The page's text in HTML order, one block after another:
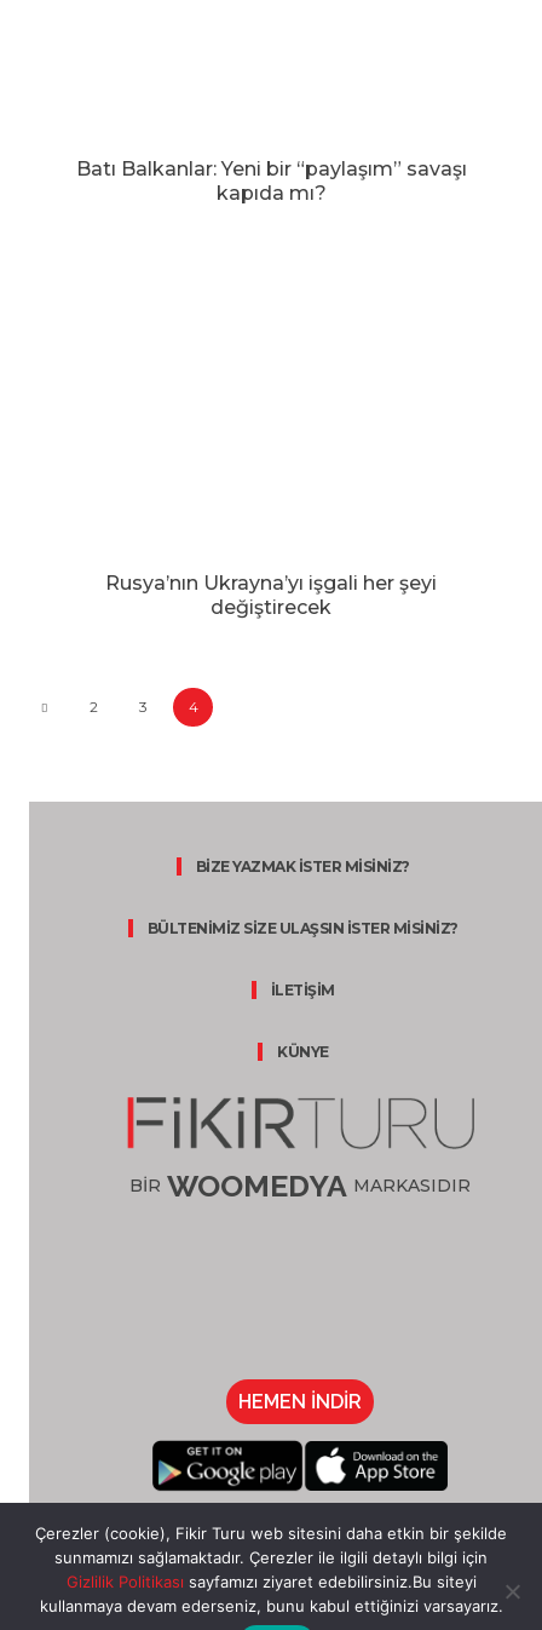
Batı Balkanlar: Yeni bir “paylaşım” savaşı
kapıda mı?
Rusya’nın Ukrayna’yı işgali her şeyi
değiştirecek
2 3 4
BİZE YAZMAK İSTER MİSİNİZ?
BÜLTENİMİZ SİZE ULAŞSIN İSTER MİSİNİZ?
İLETİŞİM
KÜNYE
BİR WOOMEDYA MARKASIDIR
HEMEN İNDİR
Çerezler (cookie), Fikir Turu web sitesini daha etkin bir şekilde
sunmamızı sağlamaktadır. Çerezler ile ilgili detaylı bilgi için
Gizlilik Politikası sayfamızı ziyaret edebilirsiniz.Bu siteyi
kullanmaya devam ederseniz, bunu kabul ettiğinizi varsayarız.